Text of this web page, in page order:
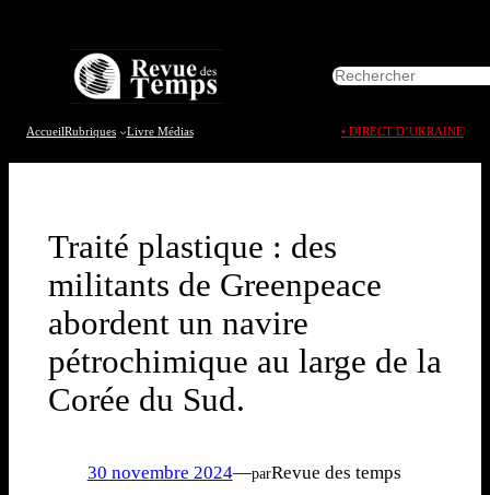
R
r
AccueilRubriques Livre Médias • DIRECT D’UKRAINE
Traité plastique : des
militants de Greenpeace
abordent un navire
pétrochimique au large de la
Corée du Sud.
30 novembre 2024—parRevue des temps